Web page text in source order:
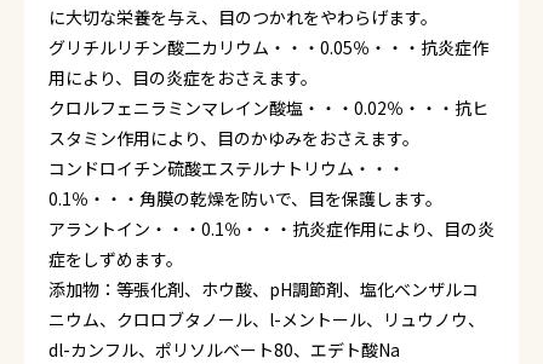
に大切な栄養を与え、目のつかれをやわらげます。
グリチルリチン酸二カリウム・・・0.05％・・・抗炎症作
用により、目の炎症をおさえます。
クロルフェニラミンマレイン酸塩・・・0.02％・・・抗ヒ
スタミン作用により、目のかゆみをおさえます。
コンドロイチン硫酸エステルナトリウム・・・
0.1％・・・角膜の乾燥を防いで、目を保護します。
アラントイン・・・0.1％・・・抗炎症作用により、目の炎
症をしずめます。
添加物：等張化剤、ホウ酸、pH調節剤、塩化ベンザルコ
ニウム、クロロブタノール、l-メントール、リュウノウ、
dl-カンフル、ポリソルベート80、エデト酸Na